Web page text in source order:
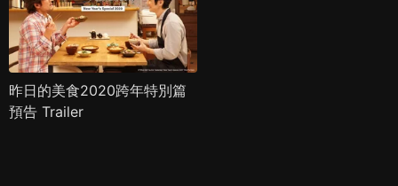
昨日的美食2020跨年特別篇
預告 Trailer